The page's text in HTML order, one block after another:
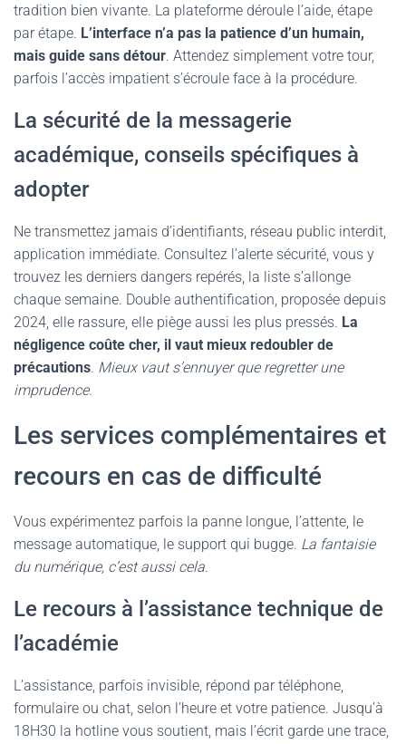
tradition bien vivante. La plateforme déroule l’aide, étape
par étape. L’interface n’a pas la patience d’un humain,
mais guide sans détour. Attendez simplement votre tour,
parfois l’accès impatient s’écroule face à la procédure.
La sécurité de la messagerie
académique, conseils spécifiques à
adopter
Ne transmettez jamais d’identifiants, réseau public interdit,
application immédiate. Consultez l’alerte sécurité, vous y
trouvez les derniers dangers repérés, la liste s’allonge
chaque semaine. Double authentification, proposée depuis
2024, elle rassure, elle piège aussi les plus pressés. La
négligence coûte cher, il vaut mieux redoubler de
précautions. Mieux vaut s’ennuyer que regretter une
imprudence.
Les services complémentaires et
recours en cas de difficulté
Vous expérimentez parfois la panne longue, l’attente, le
message automatique, le support qui bugge. La fantaisie
du numérique, c’est aussi cela.
Le recours à l’assistance technique de
l’académie
L’assistance, parfois invisible, répond par téléphone,
formulaire ou chat, selon l’heure et votre patience. Jusqu’à
18H30 la hotline vous soutient, mais l’écrit garde une trace,